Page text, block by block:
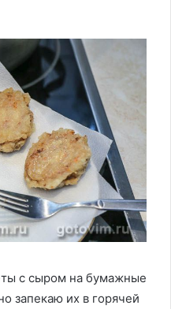
с сыром на бумажные
запекаю их в горячей